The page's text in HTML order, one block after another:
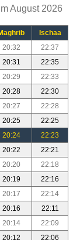
August 2026
Ischaa
20:32
22:37
20:31
22:35
20:29
22:33
20:28
22:30
20:27
22:28
20:25
22:25
20:24
22:23
20:22
22:21
20:20
22:18
20:19
22:16
20:17
22:14
20:16
22:11
20:14
22:09
20:12 22:06